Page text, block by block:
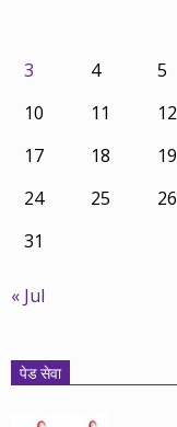
3
4 5
10
11 12
17
18 19
24
25 26
31
« Jul
पेड सेवा